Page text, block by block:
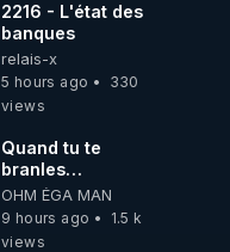
2216 - L'état des
banques
relais-x
5 hours ago
330
views
Quand tu te
branles
bonhomme tu
émets des ondes
ils ont juste omis
OHM ÉGA MAN
9 hours ago
1.5 k
views